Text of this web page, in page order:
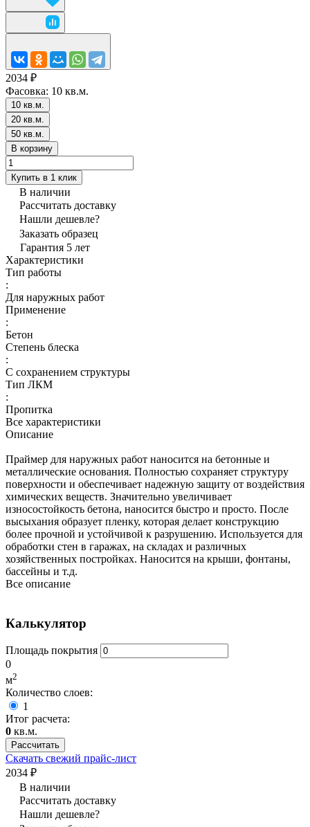
2034 ₽
Фасовка: 10 кв.м.
10 кв.м.
20 кв.м.
50 кв.м.
В корзину
Купить в 1 клик
В наличии
Рассчитать доставку
Нашли дешевле?
Заказать образец
Гарантия 5 лет
Характеристики
Тип работы
:
Для наружных работ
Применение
:
Бетон
Степень блеска
:
С сохранением структуры
Тип ЛКМ
:
Пропитка
Все характеристики
Описание
Праймер для наружных работ наносится на бетонные и
металлические основания. Полностью сохраняет структуру
поверхности и обеспечивает надежную защиту от воздействия
химических веществ. Значительно увеличивает
износостойкость бетона, наносится быстро и просто. После
высыхания образует пленку, которая делает конструкцию
более прочной и устойчивой к разрушению. Используется для
обработки стен в гаражах, на складах и различных
хозяйственных постройках. Наносится на крыши, фонтаны,
бассейны и т.д.
Все описание
Калькулятор
Площадь покрытия
0
м2
Количество слоев:
1
Итог расчета:
0 кв.м.
Рассчитать
Скачать свежий прайс-лист
2034 ₽
В наличии
Рассчитать доставку
Нашли дешевле?